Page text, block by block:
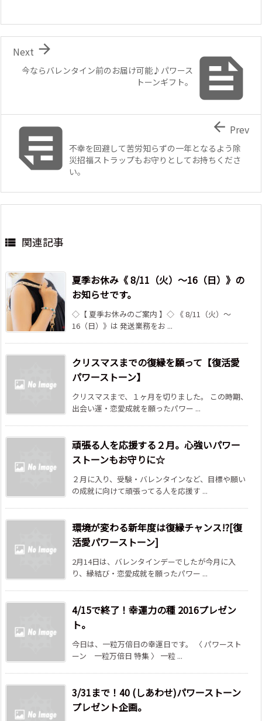

今ならバレンタイン前のお届け可能♪パワース
トーンギフト。

Next
不幸を回避して苦労知らずの一年となるよう除
災招福ストラップもお守りとしてお持ちくださ
い。
 Prev
 関連記事
夏季お休み《 8/11（火）～16（日）》の
お知らせです。
◇【 夏季お休みのご案内 】◇ 《 8/11（火）～
16（日）》は 発送業務をお ...
クリスマスまでの復縁を願って【復活愛
パワーストーン】
クリスマスまで、１ヶ月を切りました。 この時期、
出会い運・恋愛成就を願ったパワー ...
頑張る人を応援する２月。心強いパワー
ストーンもお守りに☆
２月に入り、受験・バレンタインなど、目標や願い
の成就に向けて頑張ってる人を応援す ...
環境が変わる新年度は復縁チャンス!?[復
活愛パワーストーン]
2月14日は、バレンタインデーでしたが今月に入
り、縁結び・恋愛成就を願ったパワー ...
4/15で終了！幸運力の種 2016プレゼン
ト。
今日は、一粒万倍日の幸運日です。 〈 パワースト
ーン 一粒万倍日 特集 〉 一粒 ...
3/31まで！40 (しあわせ)パワーストーン
プレゼント企画。